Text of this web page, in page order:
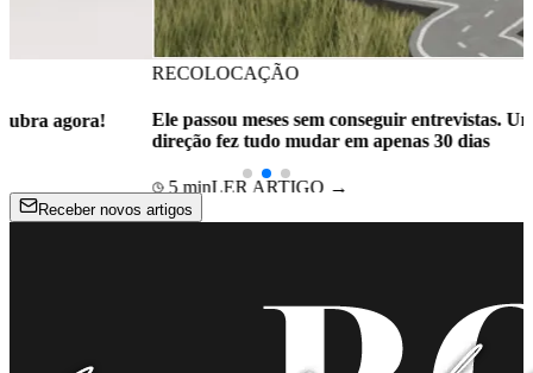
RECOLOCAÇÃO
Ele passou meses sem conseguir entrevistas. Uma mudança de
direção fez tudo mudar em apenas 30 dias
LER ARTIGO →
Receber novos artigos